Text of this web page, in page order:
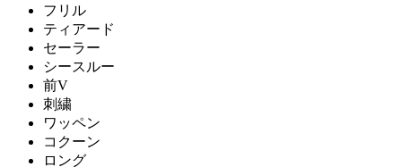
フリル
ティアード
セーラー
シースルー
前V
刺繍
ワッペン
コクーン
ロング